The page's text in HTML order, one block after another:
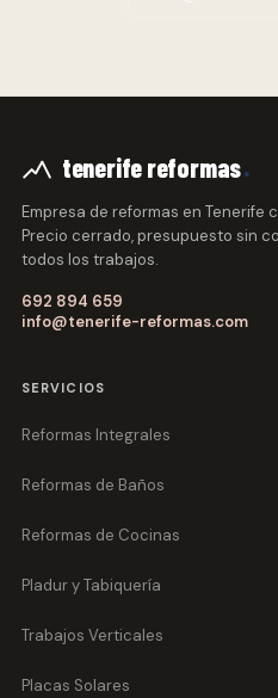
tenerife reformas.
Empresa de reformas en Tenerife
Precio cerrado, presupuesto sin
todos los trabajos.
692 894 659
info@tenerife-reformas.com
SERVICIOS
Reformas Integrales
Reformas de Baños
Reformas de Cocinas
Pladur y Tabiquería
Trabajos Verticales
Placas Solares